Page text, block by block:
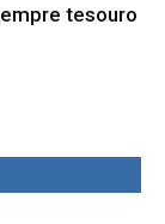
tesouro